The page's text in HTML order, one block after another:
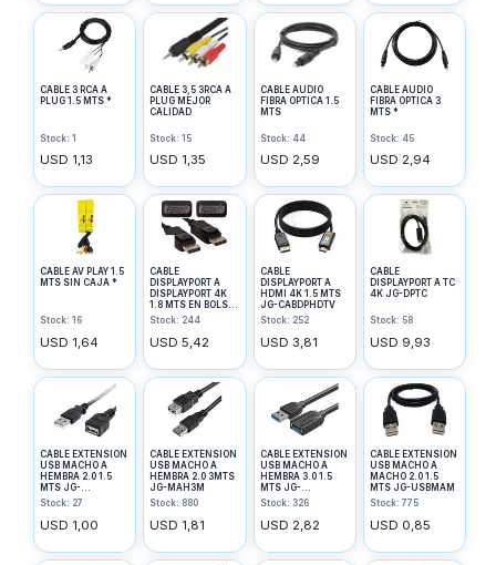
CABLE 3 RCA A
PLUG 1.5 MTS *
Stock: 1
USD 1,13
CABLE 3,5 3RCA A
PLUG MEJOR
CALIDAD
Stock: 15
USD 1,35
CABLE AUDIO
FIBRA OPTICA 1.5
MTS
Stock: 44
USD 2,59
CABLE AUDIO
FIBRA OPTICA 3
MTS *
Stock: 45
USD 2,94
CABLE AV PLAY 1.5
MTS SIN CAJA *
Stock: 16
USD 1,64
CABLE
DISPLAYPORT A
DISPLAYPORT 4K
1.8 MTS EN BOLSA
JG-DPDP4K
Stock: 244
USD 5,42
CABLE
DISPLAYPORT A
HDMI 4K 1.5 MTS
JG-CABDPHDTV
Stock: 252
USD 3,81
CABLE
DISPLAYPORT A TC
4K JG-DPTC
Stock: 58
USD 9,93
CABLE EXTENSION
USB MACHO A
HEMBRA 2.0 1.5
MTS JG-
USB2.0MAH
Stock: 27
USD 1,00
CABLE EXTENSION
USB MACHO A
HEMBRA 2.0 3MTS
JG-MAH3M
Stock: 880
USD 1,81
CABLE EXTENSION
USB MACHO A
HEMBRA 3.0 1.5
MTS JG-
USB3.0MAH
Stock: 326
USD 2,82
CABLE EXTENSION
USB MACHO A
MACHO 2.0 1.5
MTS JG-USBMAM
Stock: 775
USD 0,85